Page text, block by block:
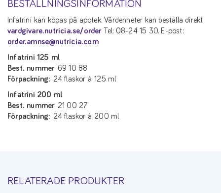
BESTÄLLNINGSINFORMATION
Infatrini kan köpas på apotek. Vårdenheter kan beställa direkt
vardgivare.nutricia.se/orderTel: 08-24 15 30. E-post:
order.amnse@nutricia.com
Infatrini 125 ml
Best. nummer: 69 10 88
Förpackning: 24 flaskor à 125 ml
Infatrini 200 ml
Best. nummer: 21 00 27
Förpackning: 24 flaskor à 200 ml
RELATERADE PRODUKTER